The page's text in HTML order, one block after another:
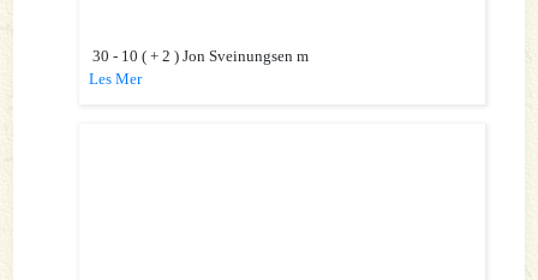
30 - 10 ( + 2 ) Jon Sveinungsen m
Les Mer